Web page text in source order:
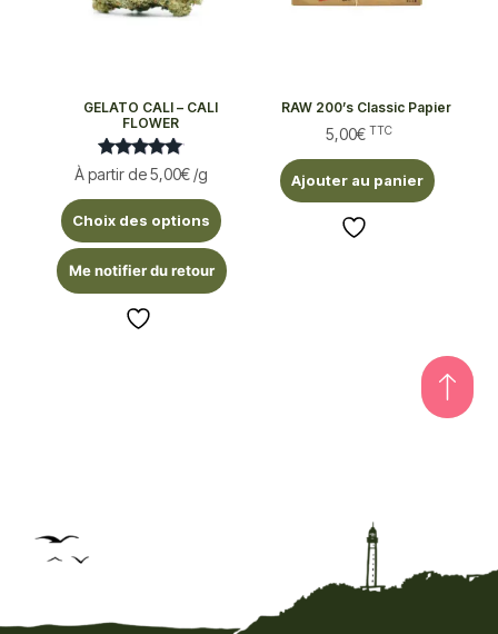
GELATO CALI – CALI
FLOWER
Note
5.00
sur 5
À partir de5,00€ /g
Choix des options
Me notifier du retour
RAW 200’s Classic Papier
5,00€ TTC
Ajouter au panier